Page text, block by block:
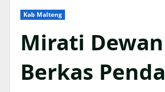
Kab Malteng
Mirati
Berkas